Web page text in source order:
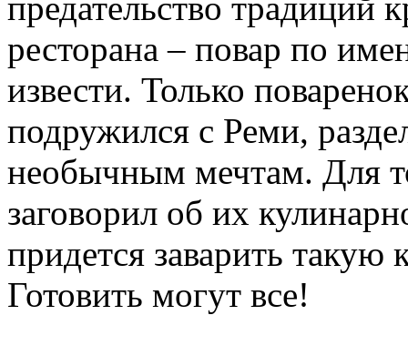
предательство традиций
ресторана – повар по
извести. Только
подружился с Реми,
необычным мечтам. Для
заговорил об их
придется заварить
Готовить могут все!